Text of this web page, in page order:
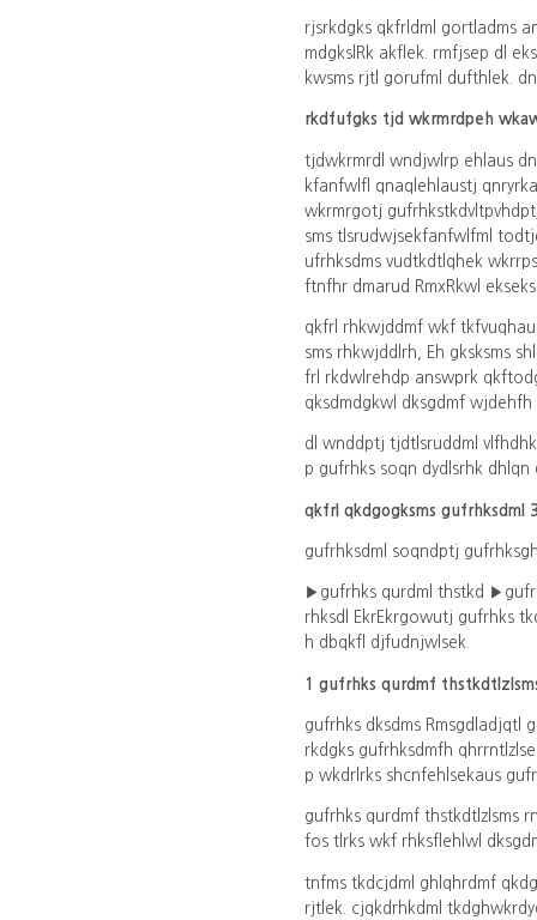
rjsrkdgks qkfrldml gortladms
mdgkslRk akflek. rmfjsep dl
kwsms rjtl gorufml dufthlek.
rkdfufgks tjd wkrmrdpeh
tjdwkrmrdl wndjwlrp ehlaus
kfanfwlfl qnaqlehlaustj
wkrmrgotj
sms tlsrudwjsekfanfwlfml
ufrhksdms vudtkdtlqhek
ftnfhr dmarud RmxRkwl
qkfrl rhkwjddmf wkf
sms rhkwjddlrh, Eh gksksms
frl rkdwlrehdp answprk
qksdmdgkwl dksgdmf
dl wnddptj tjdtlsruddml
p gufrhks soqn dydlsrhk dhlqn
qkfrl qkdgogksms gufrhksdml
gufrhksdml soqndptj
▶gufrhks qurdml thstkd
rhksdl EkrEkrgowutj gufrhks
h dbqkfl djfudnjwlsek.
1 gufrhks qurdmf
gufrhks dksdms Rmsgdladjqtl
rkdgks gufrhksdmfh
p wkdrlrks shcnfehlsekaus
gufrhks qurdmf thstkdtlzlsms
fos tlrks wkf rhksflehlwl
tnfms tkdcjdml ghlqhrdmf
rjtlek. cjqkdrhkdml